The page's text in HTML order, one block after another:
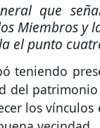
que
Miembros y
el punto
teniendo
del
los